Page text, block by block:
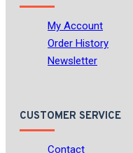
My Account
Order History
Newsletter
CUSTOMER SERVICE
Contact